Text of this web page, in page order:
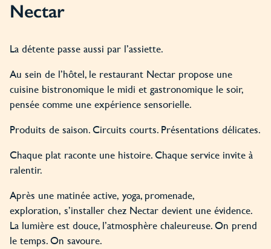
Nectar
La détente passe aussi par l’assiette.
Au sein de l’hôtel, le restaurant Nectar propose une
cuisine bistronomique le midi et gastronomique le soir,
pensée comme une expérience sensorielle.
Produits de saison. Circuits courts. Présentations délicates.
Chaque plat raconte une histoire. Chaque service invite à
ralentir.
Après une matinée active, yoga, promenade,
exploration, s’installer chez Nectar devient une évidence.
La lumière est douce, l’atmosphère chaleureuse. On prend
le temps. On savoure.